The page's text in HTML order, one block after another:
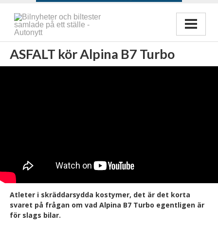
ASFALT kör Alpina B7 Turbo
Atleter i skräddarsydda kostymer, det är det korta
svaret på frågan om vad Alpina B7 Turbo egentligen är
för slags bilar.